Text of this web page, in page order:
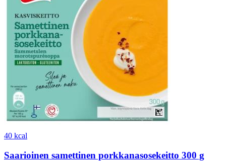
40 kcal
Saarioinen samettinen porkkanasosekeitto 300 g